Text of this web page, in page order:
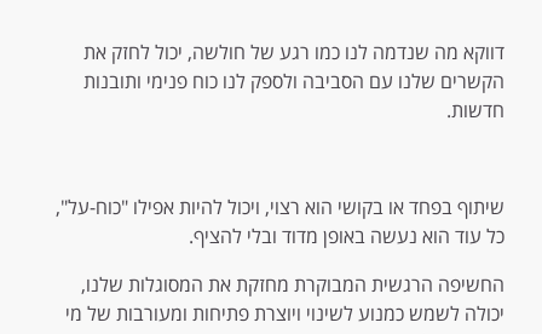
דווקא מה שנדמה לנו כמו רגע של חולשה, יכול לחזק את
הקשרים שלנו עם הסביבה ולספק לנו כוח פנימי ותובנות
חדשות.
שיתוף בפחד או בקושי הוא רצוי, ויכול להיות אפילו "כוח-על",
כל עוד הוא נעשה באופן מדוד ובלי להציף.
החשיפה הרגשית המבוקרת מחזקת את המסוגלות שלנו,
יכולה לשמש כמנוע לשינוי ויוצרת פתיחות ומעורבות של מי